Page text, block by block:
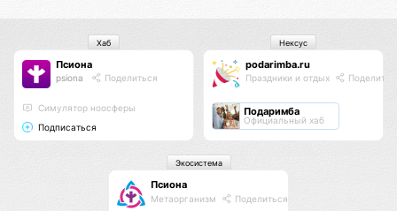
Псиона
psiona Поделиться
Cимулятор ноосферы
Подписаться
Хаб
podarimba.ru
Праздники и отдых
Подаримба
Официальный хаб
Нексус
Псиона
Метаорганизм Поделиться
Экосистема